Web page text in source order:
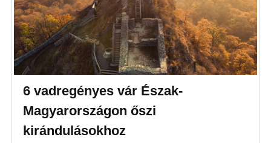
6 vadregényes vár Észak-
Magyarországon őszi
kirándulásokhoz